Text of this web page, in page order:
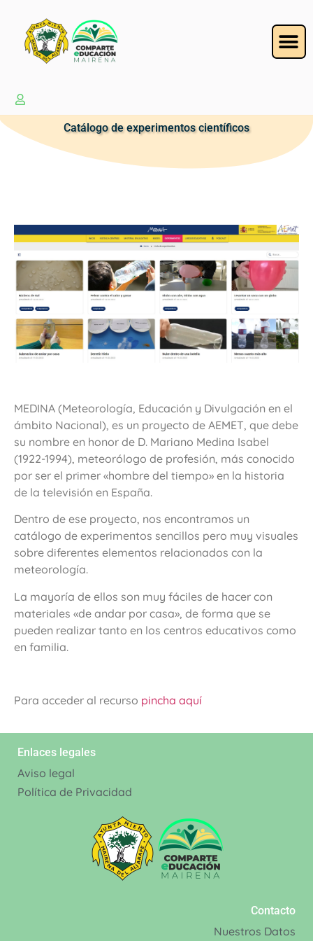
Catálogo de experimentos científicos
MEDINA (Meteorología, Educación y Divulgación en el
ámbito Nacional), es un proyecto de AEMET, que debe
su nombre en honor de D. Mariano Medina Isabel
(1922-1994), meteorólogo de profesión, más conocido
por ser el primer «hombre del tiempo» en la historia
de la televisión en España.
Dentro de ese proyecto, nos encontramos un
catálogo de experimentos sencillos pero muy visuales
sobre diferentes elementos relacionados con la
meteorología.
La mayoría de ellos son muy fáciles de hacer con
materiales «de andar por casa», de forma que se
pueden realizar tanto en los centros educativos como
en familia.
Para acceder al recurso pincha aquí
Enlaces legales
Aviso legal
Política de Privacidad
Contacto
Nuestros Datos